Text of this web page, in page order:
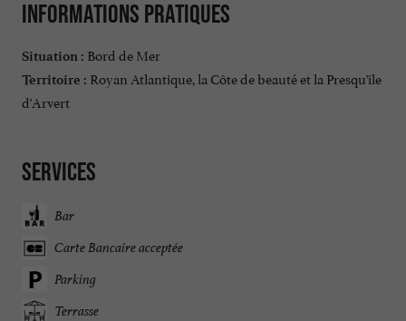
Informations pratiques
Situation : Bord de Mer
Territoire : Royan Atlantique, la Côte de beauté et la Presqu'île
d'Arvert
Services
Bar
Carte Bancaire acceptée
Parking
Terrasse